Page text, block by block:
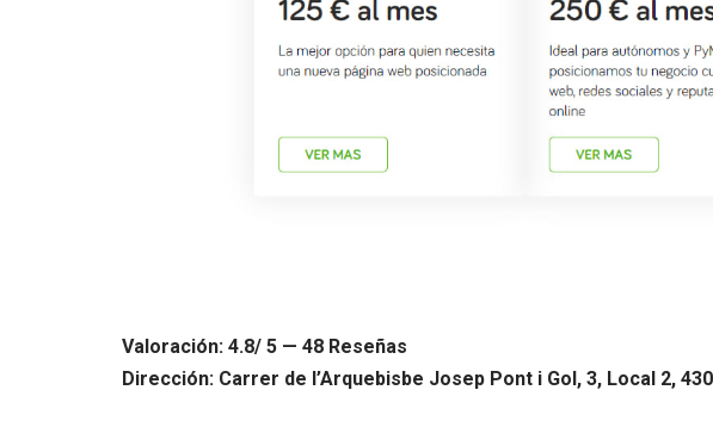
Valoración: 4.8/ 5 — 48 Reseñas
Dirección: Carrer de l’Arquebisbe Josep Pont i Gol, 3, Local 2,